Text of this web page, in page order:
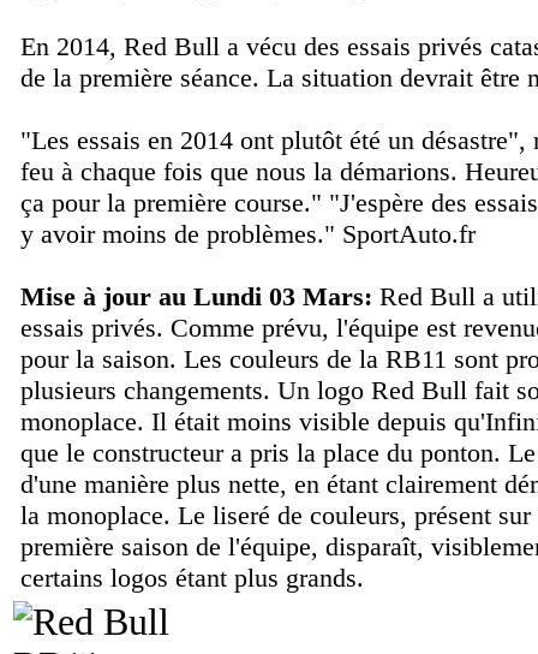
En 2014, Red Bull a vécu des essais privés
de la première séance. La situation devrait être
"Les essais en 2014 ont plutôt été un désastre",
feu à chaque fois que nous la démarions.
ça pour la première course." "J'espère des
y avoir moins de problèmes." SportAuto.fr
Mise à jour au Lundi 03 Mars: Red Bull a
essais privés. Comme prévu, l'équipe est
pour la saison. Les couleurs de la RB11 sont
plusieurs changements. Un logo Red Bull fait
monoplace. Il était moins visible depuis
que le constructeur a pris la place du ponton.
d'une manière plus nette, en étant clairement
la monoplace. Le liseré de couleurs, présent
première saison de l'équipe, disparaît,
certains logos étant plus grands.